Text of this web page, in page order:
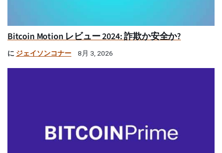
Bitcoin Motion レビュー 2024: 詐欺か安全か?
に ジェイソンコナー 8月 3, 2026